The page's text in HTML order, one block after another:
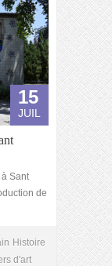
15
JUIL
Sant
de
Histoire
d'art